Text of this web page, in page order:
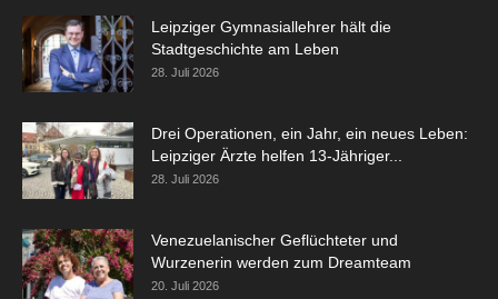
Leipziger Gymnasiallehrer hält die
Stadtgeschichte am Leben
28. Juli 2026
Drei Operationen, ein Jahr, ein neues Leben:
Leipziger Ärzte helfen 13-Jähriger...
28. Juli 2026
Venezuelanischer Geflüchteter und
Wurzenerin werden zum Dreamteam
20. Juli 2026